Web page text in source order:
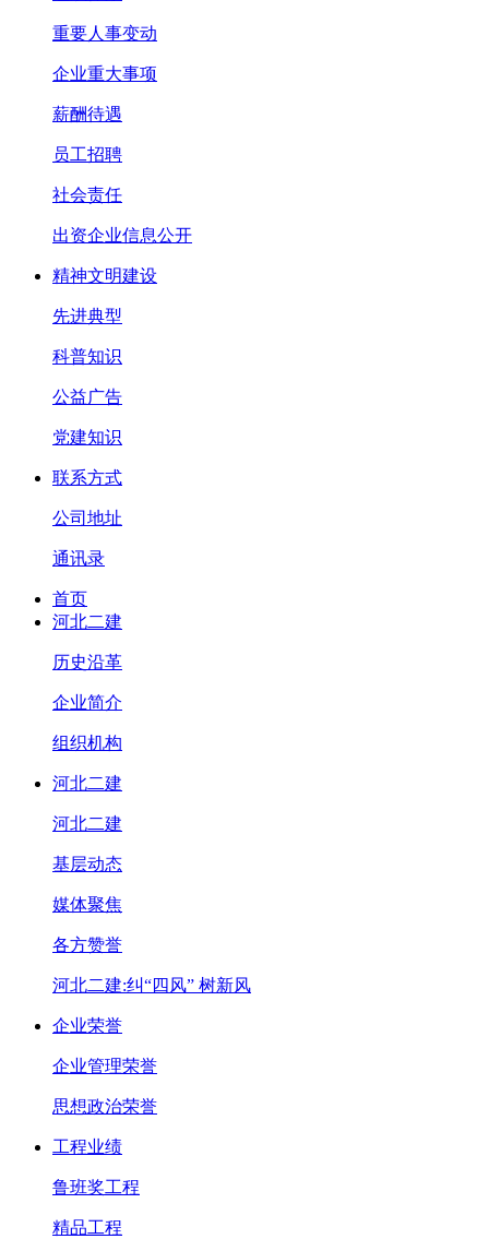
重要人事变动
企业重大事项
薪酬待遇
员工招聘
社会责任
出资企业信息公开
精神文明建设
先进典型
科普知识
公益广告
党建知识
联系方式
公司地址
通讯录
首页
河北二建
历史沿革
企业简介
组织机构
河北二建
河北二建
基层动态
媒体聚焦
各方赞誉
河北二建:纠“四风” 树新风
企业荣誉
企业管理荣誉
思想政治荣誉
工程业绩
鲁班奖工程
精品工程